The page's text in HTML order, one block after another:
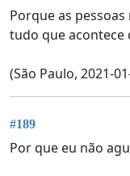
Porque as
tudo que acontece
(São Paulo, 2021-
#189
Por que eu não